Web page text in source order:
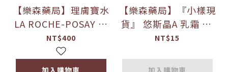
【樂森藥局】理膚寶水
LA ROCHE-POSAY 原
廠公司貨 全面修復護
手霜 50ml (有
效:27/01)
NT$400
【樂森藥局】『小樣現
貨』 悠斯晶A 乳霜 3g
小樣試用包 (效期
潤保濕 外出攜帶
NT$15